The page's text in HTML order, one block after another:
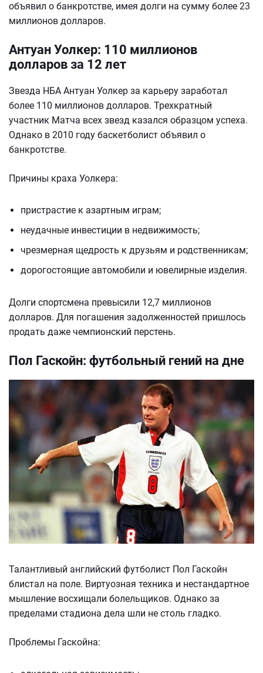
объявил о банкротстве, имея долги на сумму более 23
миллионов долларов.
Антуан Уолкер: 110 миллионов
долларов за 12 лет
Звезда НБА Антуан Уолкер за карьеру заработал
более 110 миллионов долларов. Трехкратный
участник Матча всех звезд казался образцом успеха.
Однако в 2010 году баскетболист объявил о
банкротстве.
Причины краха Уолкера:
пристрастие к азартным играм;
неудачные инвестиции в недвижимость;
чрезмерная щедрость к друзьям и родственникам;
дорогостоящие автомобили и ювелирные изделия.
Долги спортсмена превысили 12,7 миллионов
долларов. Для погашения задолженностей пришлось
продать даже чемпионский перстень.
Пол Гаскойн: футбольный гений на дне
Талантливый английский футболист Пол Гаскойн
блистал на поле. Виртуозная техника и нестандартное
мышление восхищали болельщиков. Однако за
пределами стадиона дела шли не столь гладко.
Проблемы Гаскойна: